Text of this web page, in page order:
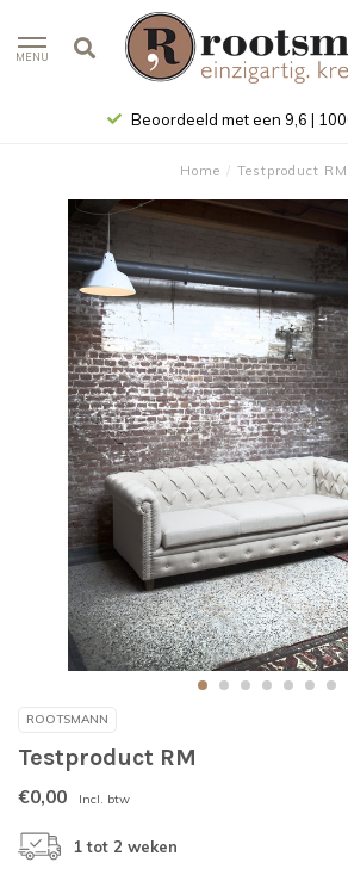
MENU
Beoordeeld met een 9,6 |
Home / Testproduct RM
ROOTSMANN
Testproduct RM
€0,00 Incl. btw
1 tot 2 weken